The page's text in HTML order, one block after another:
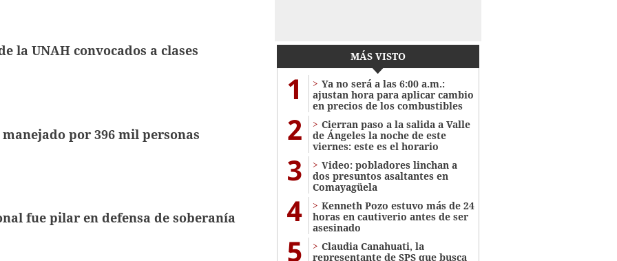
la UNAH convocados a clases
manejado por 396 mil personas
fue pilar en defensa de soberanía
MÁS VISTO
1
Ya no será a las 6:00 a.m.:
ajustan hora para aplicar cambio
en precios de los combustibles
2
Cierran paso a la salida a Valle
de Ángeles la noche de este
viernes: este es el horario
3
Video: pobladores linchan a
dos presuntos asaltantes en
Comayagüela
4
Kenneth Pozo estuvo más de 24
horas en cautiverio antes de ser
asesinado
5
Claudia Canahuati, la
representante de SPS que busca